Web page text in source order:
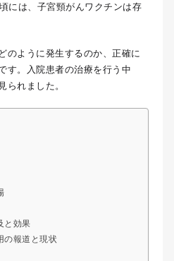
には、子宮頸がんワクチンは存
のように発生するのか、正確に
す。入院患者の治療を行う中
られました。
と効果
の報道と現状